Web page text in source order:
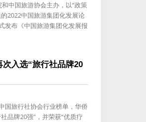
中国旅游协会主办，以“政策
2022中国旅游集团化发展论
发布《中国旅游集团化发展报
入选“旅行社品牌20
国旅行社协会行业榜单，华侨
品牌20强”，并荣获“优质疗